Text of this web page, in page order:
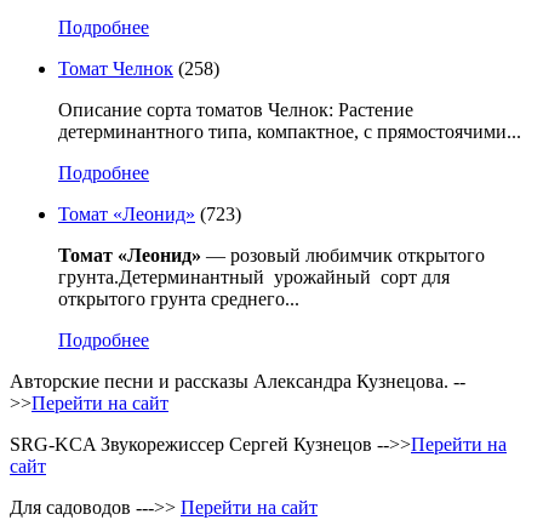
Подробнее
Томат Челнок (258)
Описание сорта томатов Челнок: Растение
детерминантного типа, компактное, с прямостоячими...
Подробнее
Томат «Леонид» (723)
Томат «Леонид» — розовый любимчик открытого
грунта.Детерминантный урожайный сорт для
открытого грунта среднего...
Подробнее
Авторские песни и рассказы Александра Кузнецова. --
>>Перейти на сайт
SRG-KCA Звукорежиссер Сергей Кузнецов -->>Перейти на
сайт
Для садоводов --->> Перейти на сайт